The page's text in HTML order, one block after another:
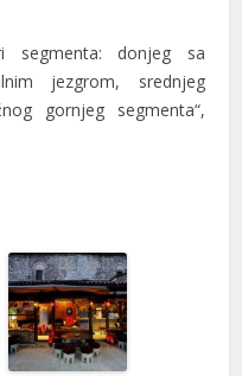
segmenta: donjeg sa
jezgrom, srednjeg
gornjeg segmenta“,